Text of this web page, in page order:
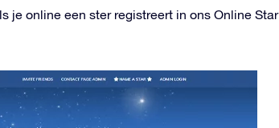
je online een ster registreert in ons Online Star